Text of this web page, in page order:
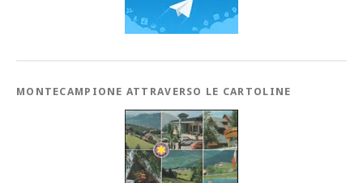
MONTECAMPIONE ATTRAVERSO LE CARTOLINE